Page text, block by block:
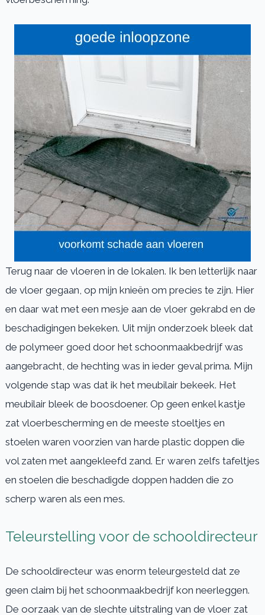
Terug naar de vloeren in de lokalen. Ik ben letterlijk naar
de vloer gegaan, op mijn knieën om precies te zijn. Hier
en daar wat met een mesje aan de vloer gekrabd en de
beschadigingen bekeken. Uit mijn onderzoek bleek dat
de polymeer goed door het schoonmaakbedrijf was
aangebracht, de hechting was in ieder geval prima. Mijn
volgende stap was dat ik het meubilair bekeek. Het
meubilair bleek de boosdoener. Op geen enkel kastje
zat vloerbescherming en de meeste stoeltjes en
stoelen waren voorzien van harde plastic doppen die
vol zaten met aangekleefd zand. Er waren zelfs tafeltjes
en stoelen die beschadigde doppen hadden die zo
scherp waren als een mes.
Teleurstelling voor de schooldirecteur
De schooldirecteur was enorm teleurgesteld dat ze
geen claim bij het schoonmaakbedrijf kon neerleggen.
De oorzaak van de slechte uitstraling van de vloer zat